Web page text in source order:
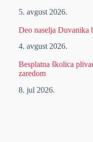
5. avgust 2026.
Deo naselja Duvanika
4. avgust 2026.
Besplatna školica
zaredom
8. jul 2026.